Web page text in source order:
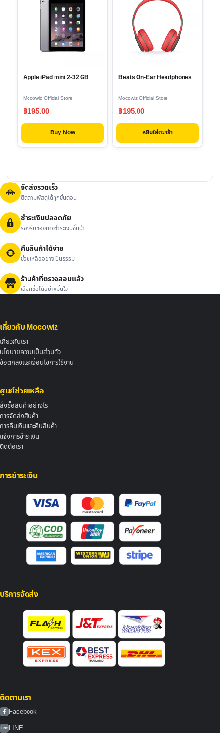
Apple iPad mini 2-32 GB
Mocowiz Official Store
฿195.00
Buy Now
Beats On-Ear Headphones
Mocowiz Official Store
฿195.00
หยิบใส่ตะกร้า
จัดส่งรวดเร็ว
ติดตามพัสดุได้ทุกขั้นตอน
ชำระเงินปลอดภัย
รองรับช่องทางชำระเงินชั้นนำ
คืนสินค้าได้ง่าย
ช่วยเหลืออย่างเป็นธรรม
ร้านค้าที่ตรวจสอบแล้ว
เลือกซื้อได้อย่างมั่นใจ
เกี่ยวกับ Mocowiz
เกี่ยวกับเรา
นโยบายความเป็นส่วนตัว
ข้อตกลงและเงื่อนไขการใช้งาน
ศูนย์ช่วยเหลือ
สั่งซื้อสินค้าอย่างไร
การจัดส่งสินค้า
การคืนเงินและคืนสินค้า
แจ้งการชำระเงิน
ติดต่อเรา
การชำระเงิน
บริการจัดส่ง
ติดตามเรา
Facebook
LINE LINE